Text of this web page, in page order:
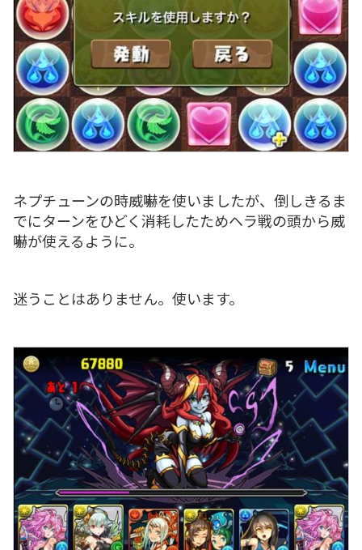
ネプチューンの時威嚇を使いましたが、倒しきるま
でにターンをひどく消耗したためヘラ戦の頭から威
嚇が使えるように。
迷うことはありません。使います。